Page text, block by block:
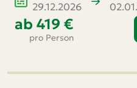
29.12.2026
ab 419 €
pro Person